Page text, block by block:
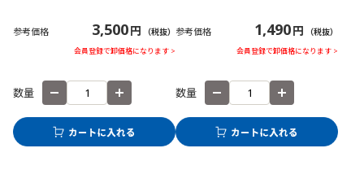
参考価格 3,500円 （税抜）
会員登録で卸価格になります >
数量
参考価格 1,490円 （税抜）
会員登録で卸価格になります >
数量